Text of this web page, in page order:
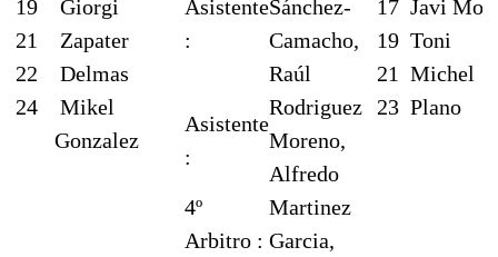
19
Giorgi
21
Zapater
22
Delmas
24
Mikel
Gonzalez
Asistente
:
Sánchez-
Camacho,
Raúl
Asistente
:
Rodriguez
Moreno,
Alfredo
4º
Arbitro :
Martinez
Garcia,
17 Javi
19 Toni
21 Michel
23 Plano